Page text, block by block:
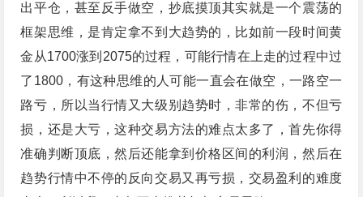
出平仓，甚至反手做空，抄底摸顶其实就是一个震荡的
框架思维，是肯定拿不到大趋势的，比如前一段时间黄
金从1700涨到2075的过程，可能行情在上走的过程中过
了1800，有这种思维的人可能一直会在做空，一路空一
路亏，所以当行情又大级别趋势时，非常的伤，不但亏
损，还是大亏，这种交易方法的难点太多了，首先你得
准确判断顶底，然后还能拿到价格区间的利润，然后在
趋势行情中不停的反向交易又再亏损，交易盈利的难度